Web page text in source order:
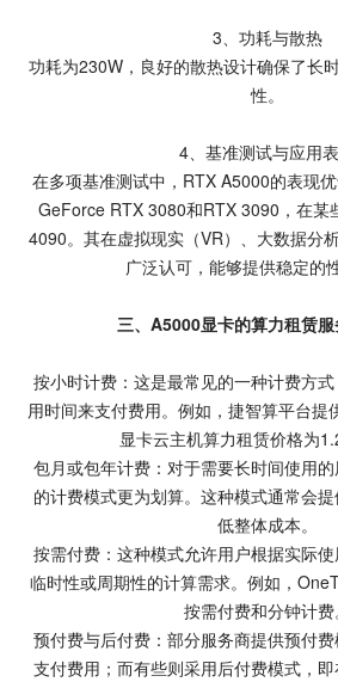
3、功耗与散热
功耗为230W，良好的散热设计确保了长
性。
4、基准测试与应用
在多项基准测试中，RTX A5000的表现
GeForce RTX 3080和RTX 3090，在某
4090。其在虚拟现实（VR）、大数据分
广泛认可，能够提供稳定的
三、A5000显卡的算力租赁
按小时计费：这是最常见的一种计费方
用时间来支付费用。例如，捷智算平台提
显卡云主机算力租赁价格为
包月或包年计费：对于需要长时间使用
的计费模式更为划算。这种模式通常会
低整体成本。
按需付费：这种模式允许用户根据实际
临时性或周期性的计算需求。例如，
按需付费和分钟计费。
预付费与后付费：部分服务商提供预付
支付费用；而有些则采用后付费模式，